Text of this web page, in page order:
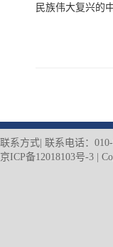
民族伟大复兴的
联系方式| 联系电话：
京ICP备12018103号-3 |